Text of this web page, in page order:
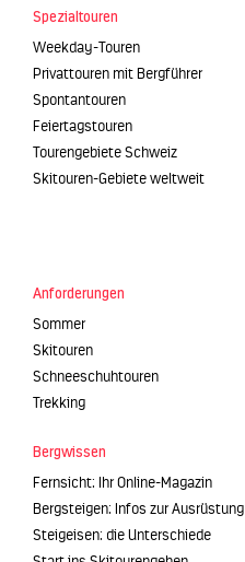
Spezialtouren
Weekday-Touren
Privattouren mit Bergführer
Spontantouren
Feiertagstouren
Tourengebiete Schweiz
Skitouren-Gebiete weltweit
Anforderungen
Sommer
Skitouren
Schneeschuhtouren
Trekking
Bergwissen
Fernsicht: Ihr Online-Magazin
Bergsteigen: Infos zur Ausrüstung
Steigeisen: die Unterschiede